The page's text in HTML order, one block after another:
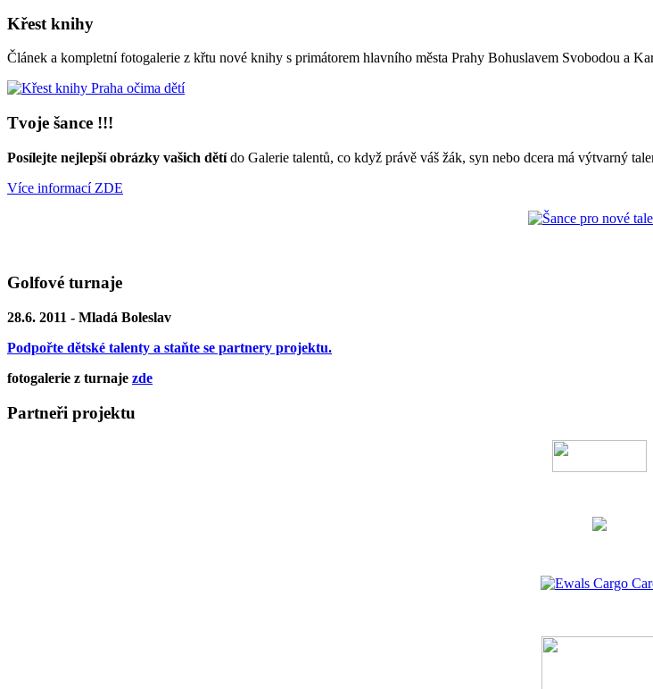
Křest knihy
Článek a kompletní fotogalerie z křtu nové knihy s primátorem hlavního města Prahy Bohuslavem Svobodou a
Tvoje šance !!!
Posílejte nejlepší obrázky vašich dětído Galerie talentů, co když právě váš žák, syn nebo dcera má výtvarný
Více informací ZDE
Golfové turnaje
28.6. 2011 - Mladá Boleslav
Podpořte dětské talenty a staňte se partnery projektu.
fotogalerie z turnaje zde
Partneři projektu